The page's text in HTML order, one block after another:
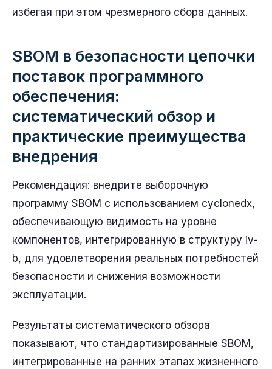
избегая при этом чрезмерного сбора данных.
SBOM в безопасности цепочки
поставок программного
обеспечения:
систематический обзор и
практические преимущества
внедрения
Рекомендация: внедрите выборочную
программу SBOM с использованием cyclonedx,
обеспечивающую видимость на уровне
компонентов, интегрированную в структуру iv-
b, для удовлетворения реальных потребностей
безопасности и снижения возможности
эксплуатации.
Результаты систематического обзора
показывают, что стандартизированные SBOM,
интегрированные на ранних этапах жизненного